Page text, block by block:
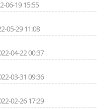
06-19 15:55
05-29 11:08
04-22 00:37
03-31 09:36
02-26 17:29